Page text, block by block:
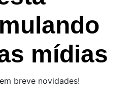
mídias
breve novidades!